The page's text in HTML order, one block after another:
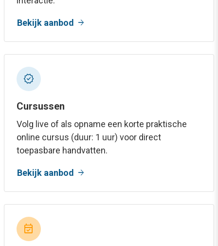
Bekijk aanbod arrow_forward
new_releases
Cursussen
Volg live of als opname een korte praktische
online cursus (duur: 1 uur) voor direct
toepasbare handvatten.
Bekijk aanbod arrow_forward
event_available